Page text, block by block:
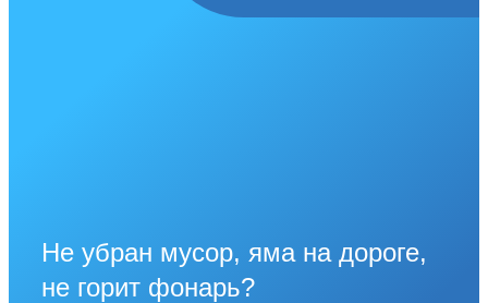
Не убран мусор, яма на дороге,
не горит фонарь?